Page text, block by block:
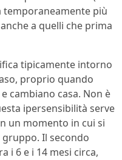
temporaneamente più
a quelli che prima
tipicamente intorno
proprio quando
cambiano casa. Non è
ipersensibilità serve
un momento in cui si
Il secondo
i 6 e i 14 mesi circa,